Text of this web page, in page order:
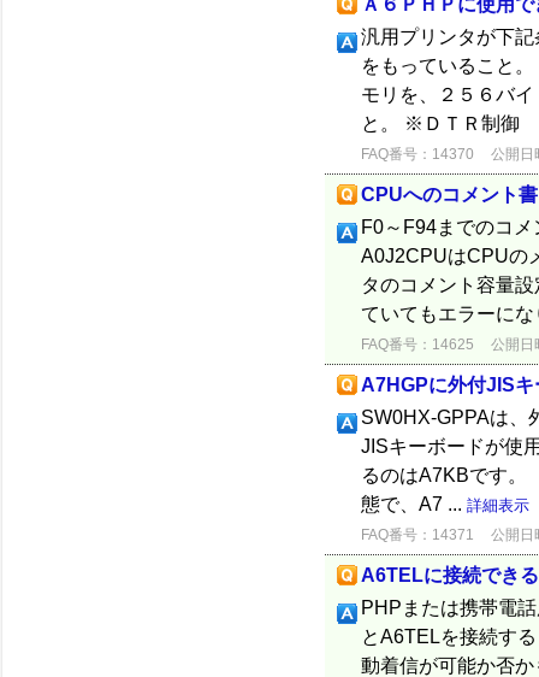
Ａ６ＰＨＰに使用
汎用プリンタが下
をもっていること
モリを、２５６バ
と。 ※ＤＴＲ制御
FAQ番号：14370 公開日
CPUへのコメント
F0～F94までのコ
A0J2CPUはCPUの
タのコメント容量
ていてもエラーに
FAQ番号：14625 公開日
A7HGPに外付JIS
SW0HX-GPPAは、
JISキーボードが使
るのはA7KBです。
態で、A7 ... 詳細表示
FAQ番号：14371 公開日
A6TELに接続でき
PHPまたは携帯電
とA6TELを接続す
動着信が可能か否